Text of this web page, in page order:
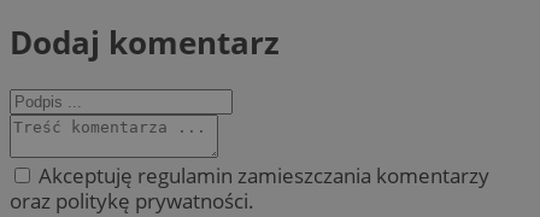
Dodaj komentarz
Akceptuję regulamin zamieszczania komentarzy
oraz politykę prywatności.